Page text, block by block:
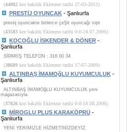
(44082kez bakıldı Eklenme tarihi 27-03-2012)
PRESTİJ OYUNCAK- Şanlıurfa
prestij oyuncakte binlerce çeŞit oyuncağı topt
(43583kez bakıldı Eklenme tarihi 0-0-24.07.2006)
KOÇOĞLU İSKENDER & DÖNER-
Şanlıurfa
SİPARİŞ TELEFON : 316 00 34
(38609kez bakıldı Eklenme tarihi 17-07-2009)
ALTINBAŞ İMAMOğLU KUYUMCULUK-
Şanlıurfa
ALTINBAŞ İMAMOğLU KUYUMCULUK yeni
magazasıyla
(37826kez bakıldı Eklenme tarihi 0-0-18.08.2006)
MİROGLU PLUS KARAKÖPRÜ-
Şanlıurfa
YENİ YERİMİZLE HİZMETİNİZDEYİZ.